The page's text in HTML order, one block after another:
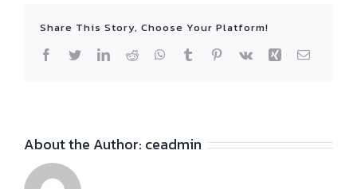
Share This Story, Choose Your Platform!
Facebook
TwitterLinkedIn
Reddit WhatsApp
Tumblr Pinterest
Vk Xing Email
About the Author: ceadmin